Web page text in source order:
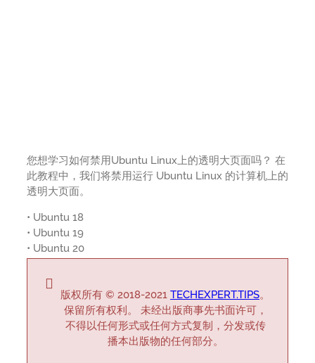
您想学习如何禁用Ubuntu Linux上的透明大页面吗？ 在
此教程中，我们将禁用运行 Ubuntu Linux 的计算机上的
透明大页面。
• Ubuntu 18
• Ubuntu 19
• Ubuntu 20
版权所有 © 2018-2021 TECHEXPERT.TIPS。
保留所有权利。 未经出版商事先书面许可，
不得以任何形式或任何方式复制，分发或传
播本出版物的任何部分。